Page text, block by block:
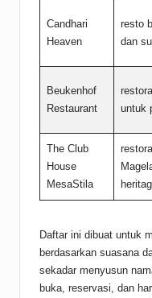
Candhari
Heaven
resto
dan
Beukenhof
Restaurant
untuk
The Club
House
MesaStila
Daftar ini dibuat untuk
berdasarkan suasana
sekadar menyusun
buka, reservasi, dan